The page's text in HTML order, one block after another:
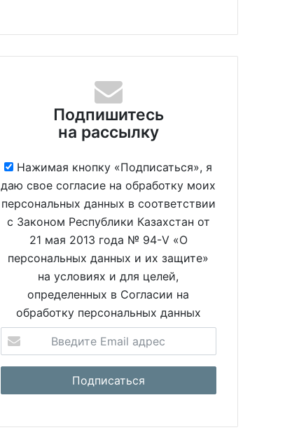
Подпишитесь
на рассылку
Нажимая кнопку «Подписаться», я
даю свое согласие на обработку моих
персональных данных в соответствии
с Законом Республики Казахстан от
21 мая 2013 года № 94-V «О
персональных данных и их защите»
на условиях и для целей,
определенных в Согласии на
обработку персональных данных